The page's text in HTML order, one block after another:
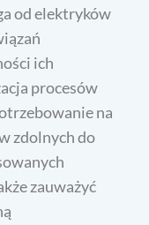
od elektryków
ich
procesów
na
zdolnych do
zauważyć